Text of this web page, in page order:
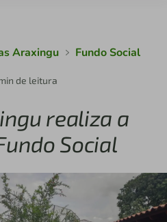
Araxingu Fundo Social
de leitura
realiza a
Social